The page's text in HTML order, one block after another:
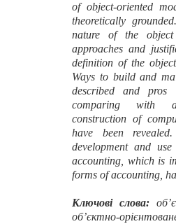
of object-oriented
theoretically
nature of the
approaches and
definition of the
Ways to build and
described and pros
comparing with
construction of
have been
development and
accounting, which is
forms of accounting,
Ключові слова:
об’єктно-